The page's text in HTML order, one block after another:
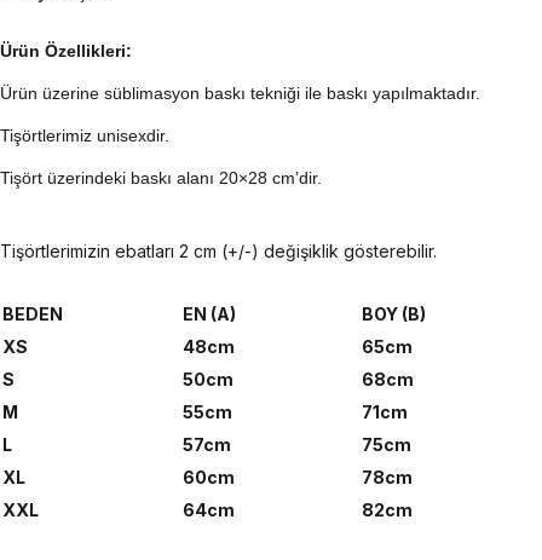
Ürün Özellikleri:
Ürün üzerine süblimasyon baskı tekniği ile baskı yapılmaktadır.
Tişörtlerimiz unisexdir.
Tişört üzerindeki baskı alanı 20×28 cm’dir.
Tişörtlerimizin ebatları 2 cm (+/-) değişiklik gösterebilir.
BEDEN EN (A)
BOY (B)
XS
48cm
65cm
S
50cm
68cm
M
55cm
71cm
L
57cm
75cm
XL
60cm
78cm
XXL
64cm 82cm